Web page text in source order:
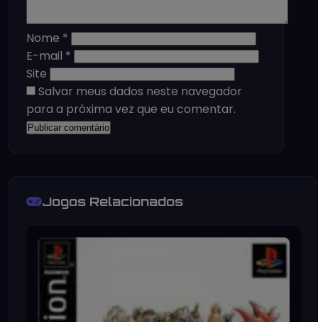
Nome *
E-mail *
Site
Salvar meus dados neste navegador
para a próxima vez que eu comentar.
Jogos Relacionados